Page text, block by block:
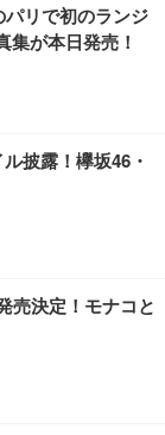
リで初のランジ
集が本日発売！
披露！欅坂46・
売決定！モナコと